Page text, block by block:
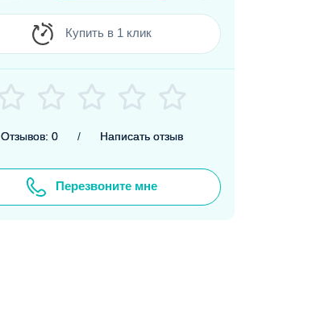
Купить в 1 клик
Отзывов: 0 / Написать отзыв
Перезвоните мне